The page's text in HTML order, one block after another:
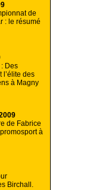
de
: le résumé
Des
l’élite des
à Magny
de Fabrice
à
Birchall.